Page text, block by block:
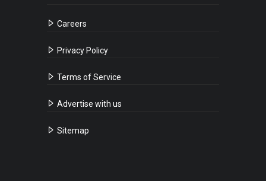
Careers
Privacy Policy
Terms of Service
Advertise with us
Sitemap